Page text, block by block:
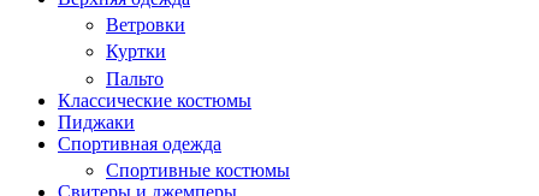
Ветровки
Куртки
Пальто
Классические костюмы
Пиджаки
Спортивная одежда
Спортивные костюмы
Свитеры и джемперы